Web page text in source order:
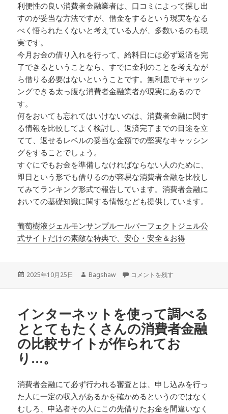
利便性の良い消費者金融業者は、口コミによって探し出
すのが妥当な方法ですが、借金をするという現実をなる
べく悟られたくないと考えている人が、多数いるのも現
実です。
今月お金の借り入れを行って、給料日には必ず返済を完
了できるということなら、すでに金利のことを考えなが
ら借りる必要はないということです。無利息でキャッシ
ングできる太っ腹な消費者金融業者が現実にあるので
す。
何をおいても忘れてはいけないのは、消費者金融に関す
る情報を比較してよく検討し、返済完了までの目途を立
てて、返せるレベルの妥当な金額での堅実なキャッシン
グをすることでしょう。
すぐにでもお金を準備しなければならない人のために、
即日という形でも借りるのが容易な消費者金融を比較し
てみてランキング形式で報告しています。消費者金融に
おいての基礎知識に関する情報なども提供しています。
葡萄樹液ジェルモンサンプルールパーフェクトジェル公
式サイトだけの素敵な特典で、安心・安全＆お得
投
2025年10月25日
作
Bagshaw 何をおいても忘れてはいけないの
コメントを残す
インターネットを使って調べる
ととてもたくさんの消費者金融
の比較サイトが作られてお
り…。
消費者金融にて必ず行われる審査とは、申し込みを行っ
た人に一定の収入があるかを確かめるというのではなく
むしろ、申込者その人にこの先借りたお金を間違いなく